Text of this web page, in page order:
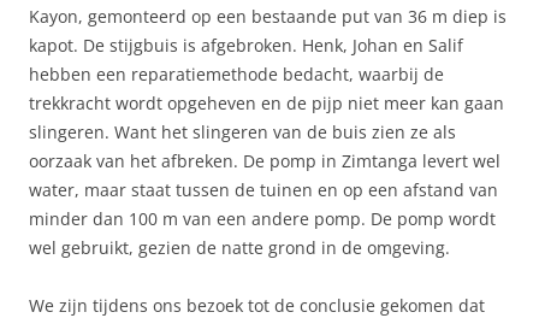
Kayon, gemonteerd op een bestaande put van 36 m diep is
kapot. De stijgbuis is afgebroken. Henk, Johan en Salif
hebben een reparatiemethode bedacht, waarbij de
trekkracht wordt opgeheven en de pijp niet meer kan gaan
slingeren. Want het slingeren van de buis zien ze als
oorzaak van het afbreken. De pomp in Zimtanga levert wel
water, maar staat tussen de tuinen en op een afstand van
minder dan 100 m van een andere pomp. De pomp wordt
wel gebruikt, gezien de natte grond in de omgeving.
We zijn tijdens ons bezoek tot de conclusie gekomen dat